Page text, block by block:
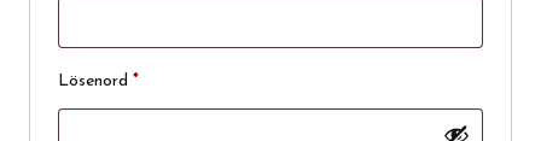
Lösenord *Obligatoriskt